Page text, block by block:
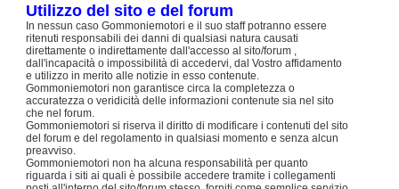
Utilizzo del sito e del forum
In nessun caso Gommoniemotori e il suo staff potranno essere
ritenuti responsabili dei danni di qualsiasi natura causati
direttamente o indirettamente dall'accesso al sito/forum ,
dall'incapacità o impossibilità di accedervi, dal Vostro affidamento
e utilizzo in merito alle notizie in esso contenute.
Gommoniemotori non garantisce circa la completezza o
accuratezza o veridicità delle informazioni contenute sia nel sito
che nel forum.
Gommoniemotori si riserva il diritto di modificare i contenuti del sito
del forum e del regolamento in qualsiasi momento e senza alcun
preavviso.
Gommoniemotori non ha alcuna responsabilità per quanto
riguarda i siti ai quali è possibile accedere tramite i collegamenti